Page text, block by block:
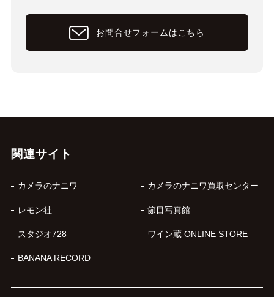
お問合せフォームはこちら
関連サイト
カメラのナニワ カメラのナニワ買取センター
レモン社 節目写真館
スタジオ728 ワイン蔵 ONLINE STORE
BANANA RECORD